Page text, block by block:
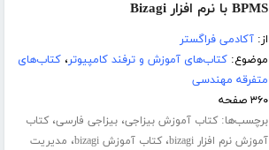
از:آکادمی فراگستر
موضوع:کتاب‌های آموزش و ترفند کامپیوتر،کتاب‌های
متفرقه مهندسی
۳۶۰ صفحه
برچسب‌ها:کتاب آموزش بیزاجی،بیزاجی فارسی،کتاب
آموزش نرم افزار bizagi
،کتاب آموزش bizagi ، مدیریت